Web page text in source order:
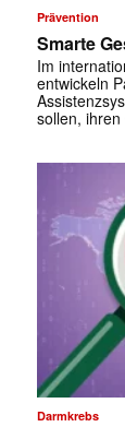
Prävention
Smarte
Im
entwickeln
sollen,
Darmkrebs